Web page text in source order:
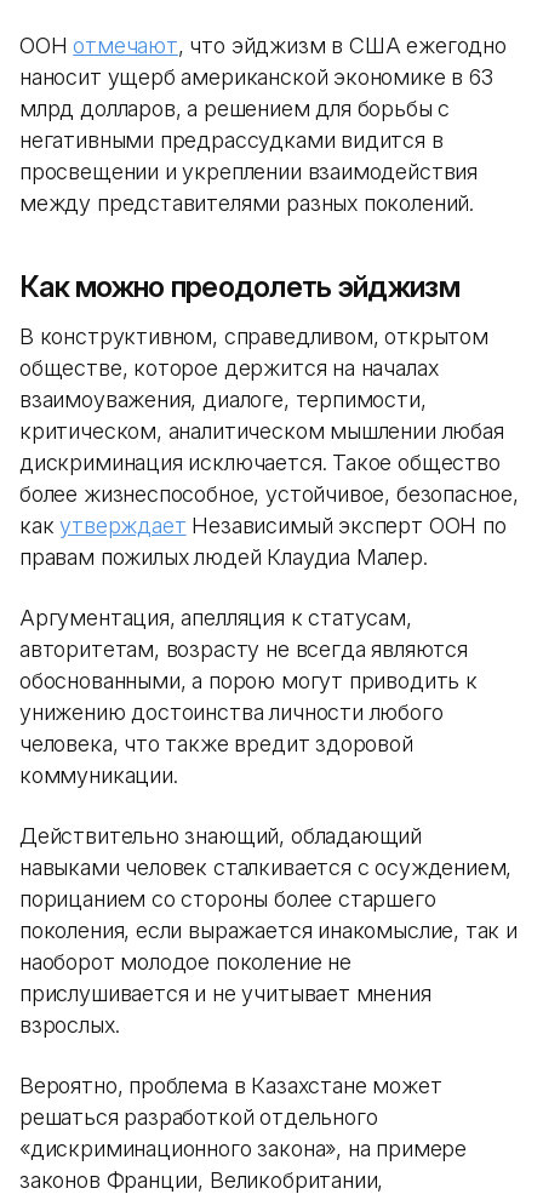
ООНотмечают, что эйджизм в США ежегодно
наносит ущерб американской экономике в 63
млрд долларов, а решением для борьбы с
негативными предрассудками видится в
просвещении и укреплении взаимодействия
между представителями разных поколений.
Как можно преодолеть эйджизм
В конструктивном, справедливом, открытом
обществе, которое держится на началах
взаимоуважения, диалоге, терпимости,
критическом, аналитическом мышлении любая
дискриминация исключается. Такое общество
более жизнеспособное, устойчивое, безопасное,
какутверждает Независимый эксперт ООН по
правам пожилых людей Клаудиа Малер.
Аргументация, апелляция к статусам,
авторитетам, возрасту не всегда являются
обоснованными, а порою могут приводить к
унижению достоинства личности любого
человека, что также вредит здоровой
коммуникации.
Действительно знающий, обладающий
навыками человек сталкивается с осуждением,
порицанием со стороны более старшего
поколения, если выражается инакомыслие, так и
наоборот молодое поколение не
прислушивается и не учитывает мнения
взрослых.
Вероятно, проблема в Казахстане может
решаться разработкой отдельного
«дискриминационного закона», на примере
законов Франции, Великобритании,